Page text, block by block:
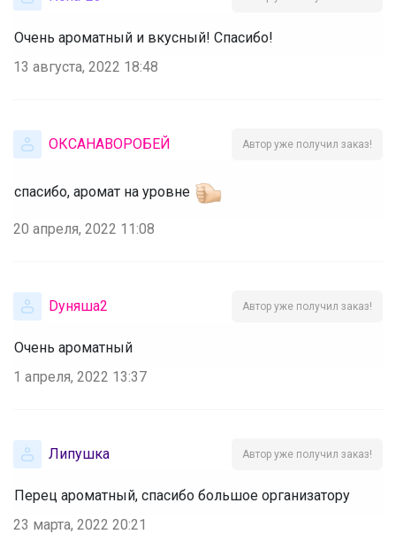
Очень ароматный и вкусный! Спасибо!
13 августа, 2022 18:48
ОКСАНАВОРОБЕЙ Автор уже получил заказ!
спасибо, аромат на уровне
20 апреля, 2022 11:08
Dуняша2 Автор уже получил заказ!
Очень ароматный
1 апреля, 2022 13:37
Липушка Автор уже получил заказ!
Перец ароматный, спасибо большое организатору
23 марта, 2022 20:21